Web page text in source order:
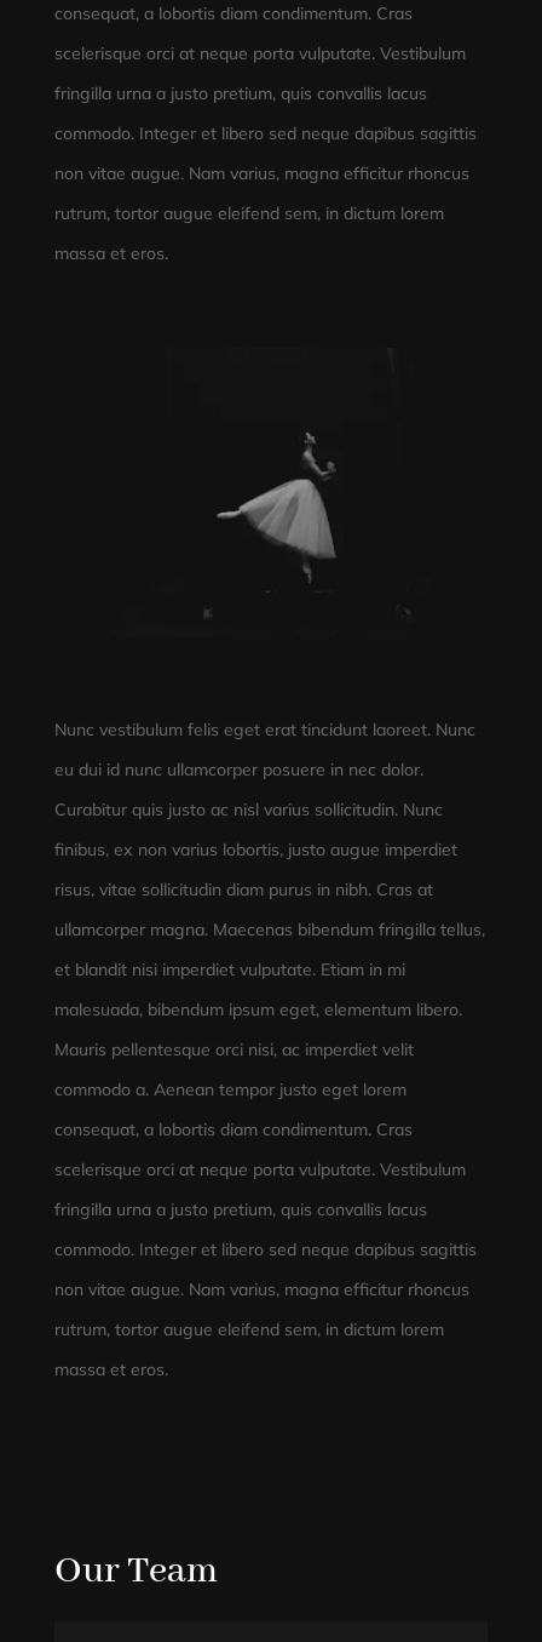
consequat, a lobortis diam condimentum. Cras
scelerisque orci at neque porta vulputate. Vestibulum
fringilla urna a justo pretium, quis convallis lacus
commodo. Integer et libero sed neque dapibus sagittis
non vitae augue. Nam varius, magna efficitur rhoncus
rutrum, tortor augue eleifend sem, in dictum lorem
massa et eros.
Nunc vestibulum felis eget erat tincidunt laoreet. Nunc
eu dui id nunc ullamcorper posuere in nec dolor.
Curabitur quis justo ac nisl varius sollicitudin. Nunc
finibus, ex non varius lobortis, justo augue imperdiet
risus, vitae sollicitudin diam purus in nibh. Cras at
ullamcorper magna. Maecenas bibendum fringilla tellus,
et blandit nisi imperdiet vulputate. Etiam in mi
malesuada, bibendum ipsum eget, elementum libero.
Mauris pellentesque orci nisi, ac imperdiet velit
commodo a. Aenean tempor justo eget lorem
consequat, a lobortis diam condimentum. Cras
scelerisque orci at neque porta vulputate. Vestibulum
fringilla urna a justo pretium, quis convallis lacus
commodo. Integer et libero sed neque dapibus sagittis
non vitae augue. Nam varius, magna efficitur rhoncus
rutrum, tortor augue eleifend sem, in dictum lorem
massa et eros.
Our Team